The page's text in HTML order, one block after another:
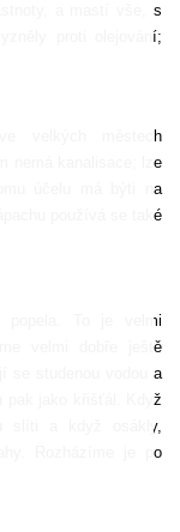
a mastí vše, s
proti olejování;
velkých městech
nemá kanalisace; lze
účelu má býti na
používá se také
popela. To je velmi
velmi dobře ještě
se studenou vodou a
pak jako křišťál. Když
slíti a když osákly,
Rozházíme je po